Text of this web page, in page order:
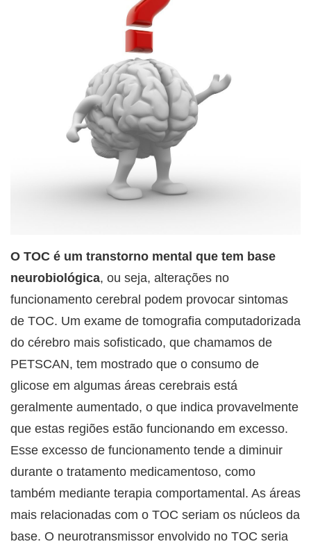
O TOC é um transtorno mental que tem base
neurobiológica, ou seja, alterações no
funcionamento cerebral podem provocar sintomas
de TOC. Um exame de tomografia computadorizada
do cérebro mais sofisticado, que chamamos de
PETSCAN, tem mostrado que o consumo de
glicose em algumas áreas cerebrais está
geralmente aumentado, o que indica provavelmente
que estas regiões estão funcionando em excesso.
Esse excesso de funcionamento tende a diminuir
durante o tratamento medicamentoso, como
também mediante terapia comportamental. As áreas
mais relacionadas com o TOC seriam os núcleos da
base. O neurotransmissor envolvido no TOC seria